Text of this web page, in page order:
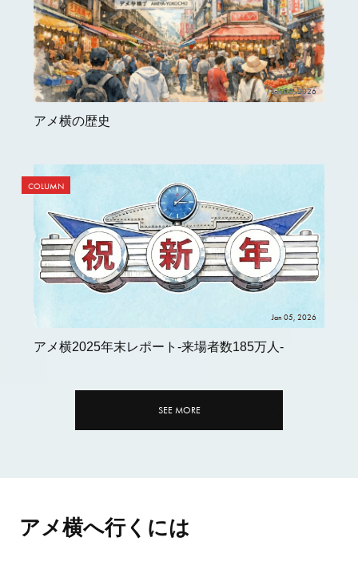
Jan 09, 2026
アメ横の歴史
Jan 05, 2026
COLUMN
アメ横2025年末レポート-来場者数185万人-
SEE MORE
アメ横へ行くには